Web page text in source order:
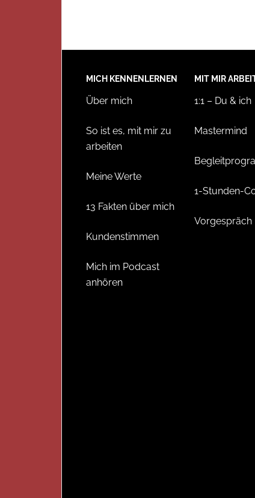
MICH KENNENLERNEN
Über mich
So ist es, mit mir zu
arbeiten
Meine Werte
13 Fakten über mich
Kundenstimmen
Mich im Podcast
anhören
MIT MIR
1:1 – Du & ich
Mastermind
1-Stunden-
Vorgespräch